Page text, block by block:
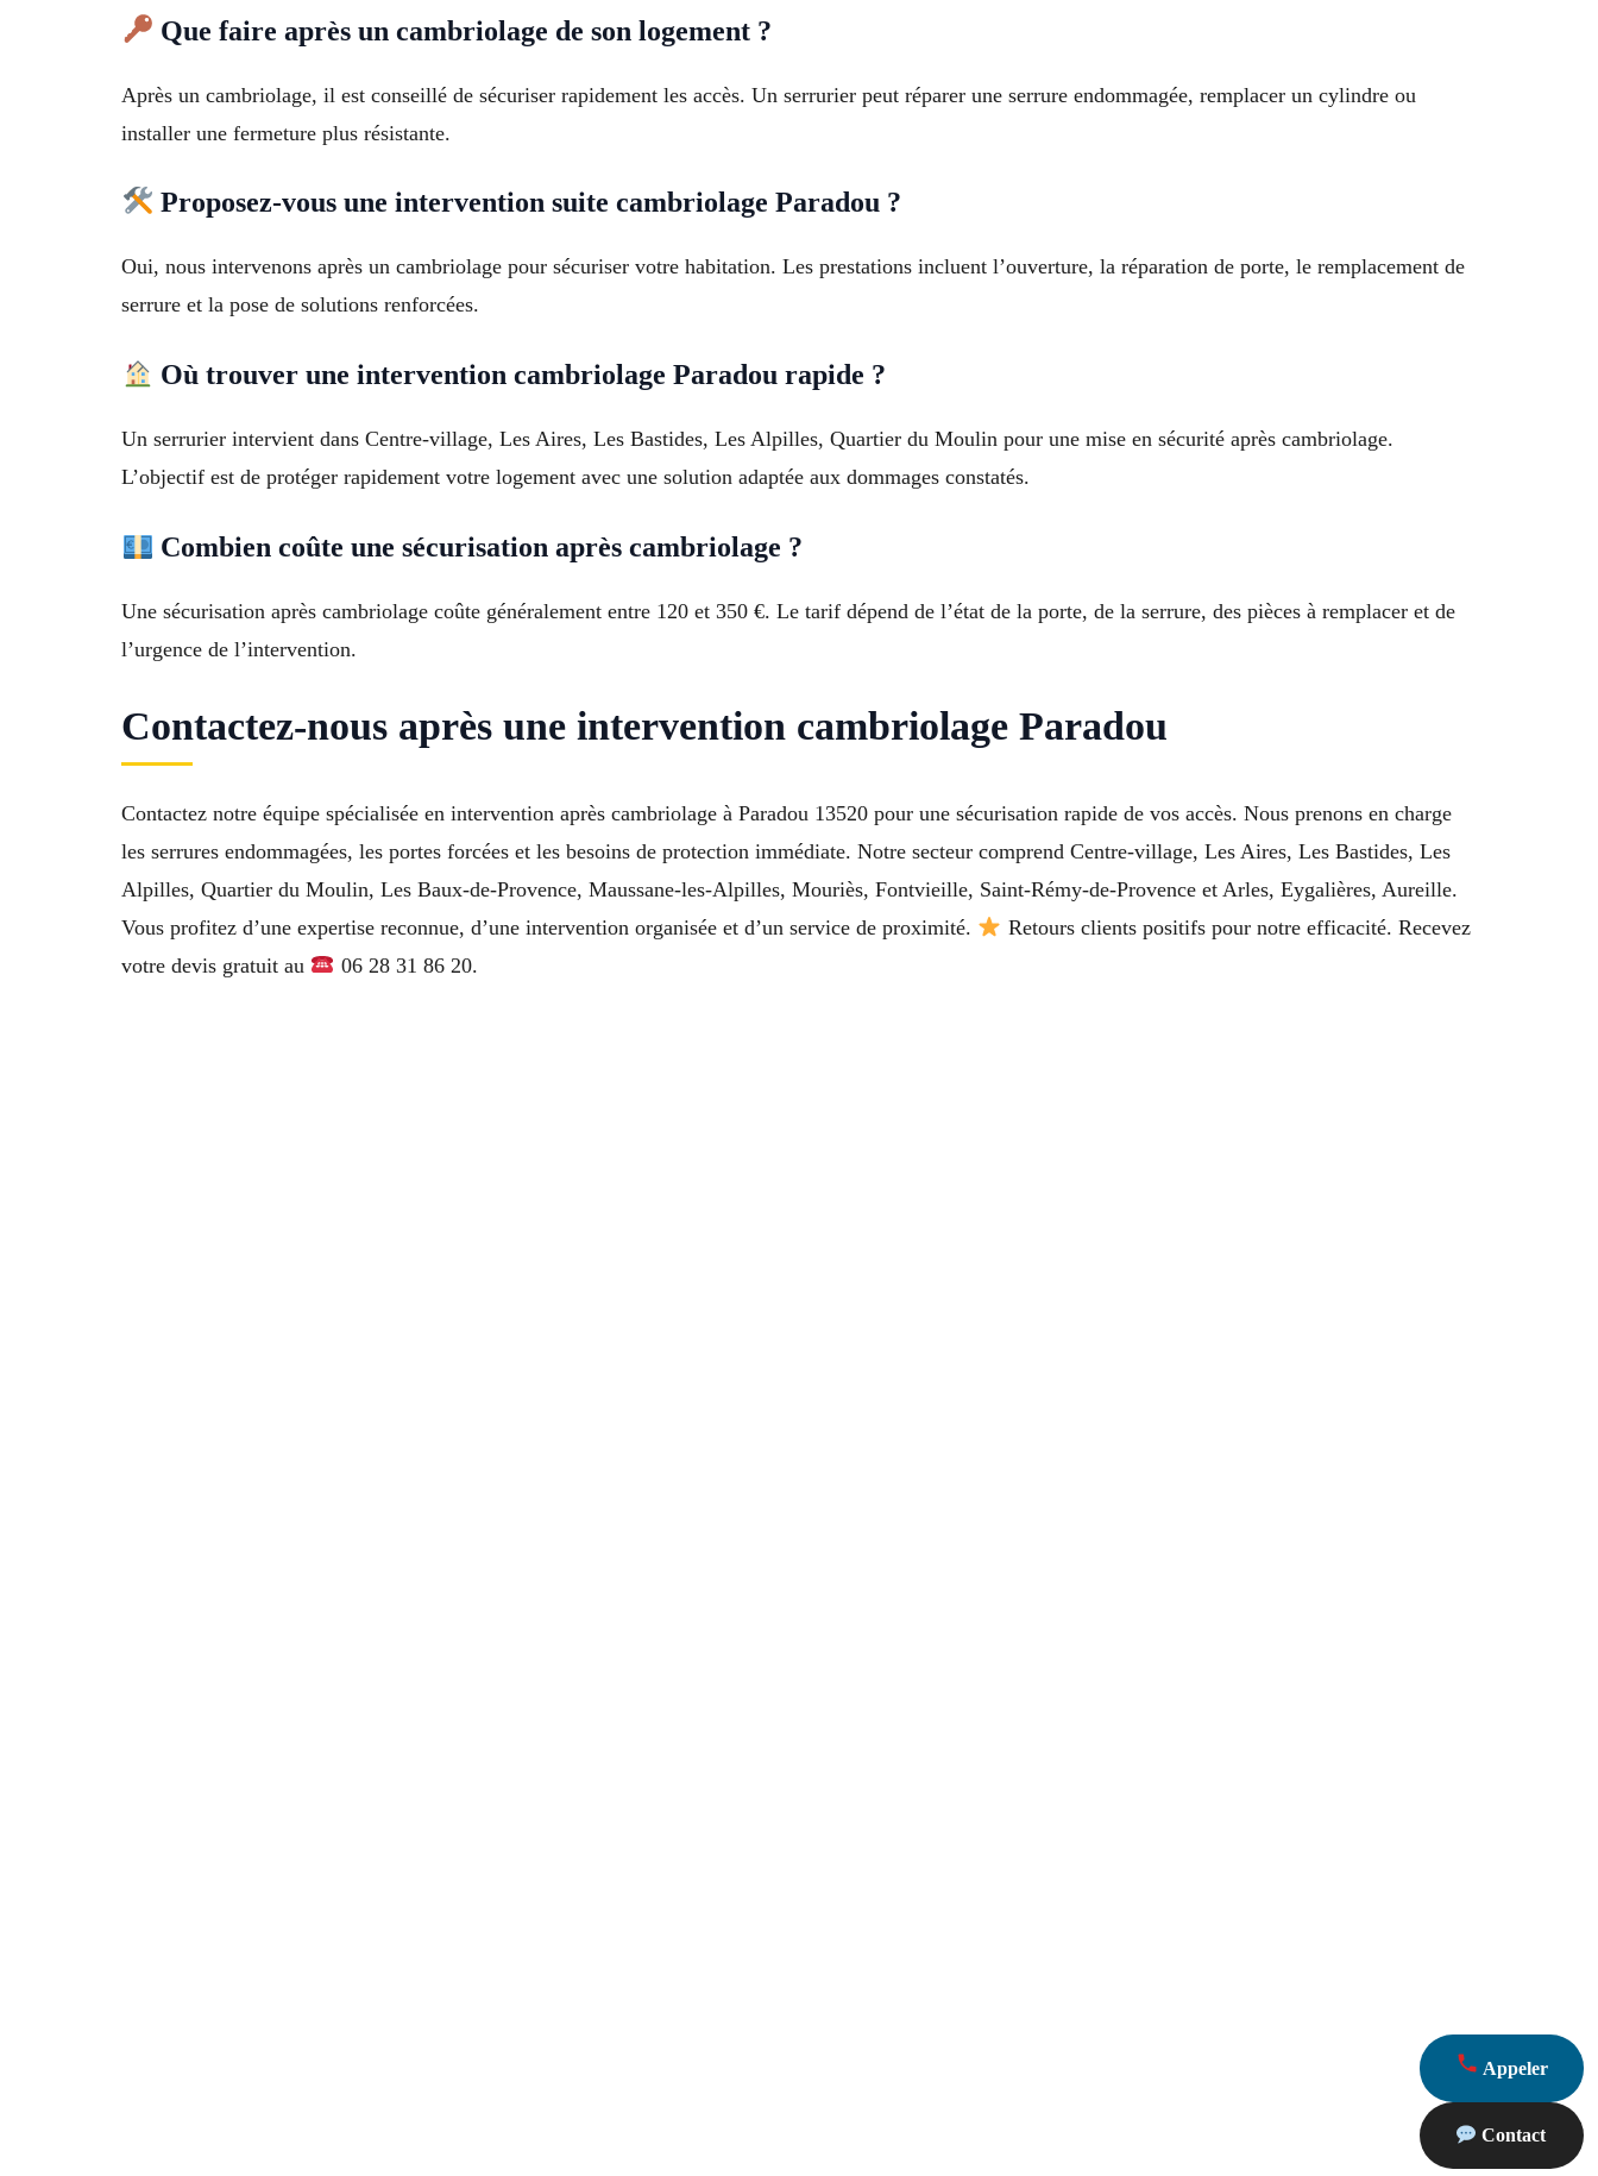
Que faire après un cambriolage de son logement ?
Après un cambriolage, il est conseillé de sécuriser rapidement les accès. Un serrurier peut réparer une serrure endommagée, remplacer un cylindre ou
installer une fermeture plus résistante.
Proposez-vous une intervention suite cambriolage Paradou ?
Oui, nous intervenons après un cambriolage pour sécuriser votre habitation. Les prestations incluent l’ouverture, la réparation de porte, le remplacement de
serrure et la pose de solutions renforcées.
Où trouver une intervention cambriolage Paradou rapide ?
Un serrurier intervient dans Centre-village, Les Aires, Les Bastides, Les Alpilles, Quartier du Moulin pour une mise en sécurité après cambriolage.
L’objectif est de protéger rapidement votre logement avec une solution adaptée aux dommages constatés.
Combien coûte une sécurisation après cambriolage ?
Une sécurisation après cambriolage coûte généralement entre 120 et 350 €. Le tarif dépend de l’état de la porte, de la serrure, des pièces à remplacer et de
l’urgence de l’intervention.
Contactez-nous après une intervention cambriolage Paradou
Contactez notre équipe spécialisée en intervention après cambriolage à Paradou 13520 pour une sécurisation rapide de vos accès. Nous prenons en charge
les serrures endommagées, les portes forcées et les besoins de protection immédiate. Notre secteur comprend Centre-village, Les Aires, Les Bastides, Les
Alpilles, Quartier du Moulin, Les Baux-de-Provence, Maussane-les-Alpilles, Mouriès, Fontvieille, Saint-Rémy-de-Provence et Arles, Eygalières, Aureille.
Vous profitez d’une expertise reconnue, d’une intervention organisée et d’un service de proximité.
Retours clients positifs pour notre efficacité. Recevez
votre devis gratuit au
06 28 31 86 20.
Appeler
Contact